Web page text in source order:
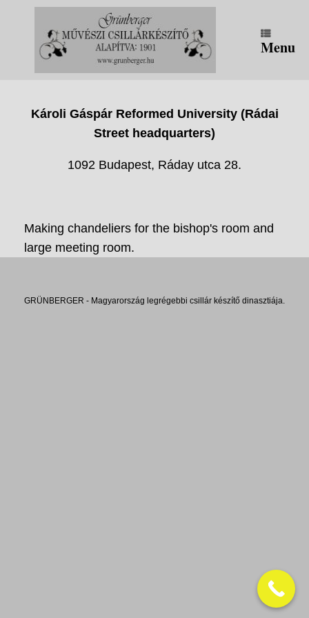
Menu
Károli Gáspár Reformed University (Rádai
Street headquarters)
1092 Budapest, Ráday utca 28.
Making chandeliers for the bishop's room and
large meeting room.
GRÜNBERGER - Magyarország legrégebbi csillár készítő dinasztiája.